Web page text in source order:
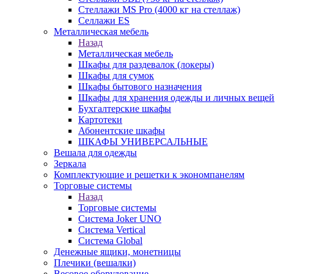
Стеллажи MS Pro (4000 кг на стеллаж)
Селлажи ES
Металлическая мебель
Назад
Металлическая мебель
Шкафы для раздевалок (локеры)
Шкафы для сумок
Шкафы бытового назначения
Шкафы для хранения одежды и личных вещей
Бухгалтерские шкафы
Картотеки
Абонентские шкафы
ШКАФЫ УНИВЕРСАЛЬНЫЕ
Вешала для одежды
Зеркала
Комплектующие и решетки к экономпанелям
Торговые системы
Назад
Торговые системы
Система Joker UNO
Система Vertical
Система Global
Денежные ящики, монетницы
Плечики (вешалки)